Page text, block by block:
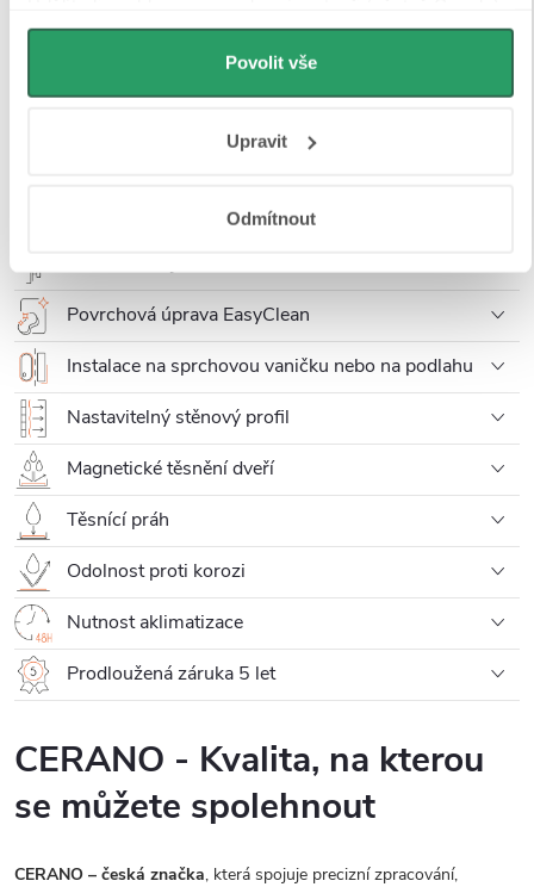
můžeme používat cookies pro analytiku a
personalizovanou reklamu. Jak Google zpracovává
osobní údaje najdete na stránkách
Povolit vše
Upravit
Odmítnout
Tvrzené sklo 6 mm
Povrchová úprava EasyClean
Instalace na sprchovou vaničku nebo na podlahu
Nastavitelný stěnový profil
Magnetické těsnění dveří
Těsnící práh
Odolnost proti korozi
Nutnost aklimatizace
Prodloužená záruka 5 let
CERANO - Kvalita, na kterou
se můžete spolehnout
CERANO – česká značka, která spojuje precizní zpracování,